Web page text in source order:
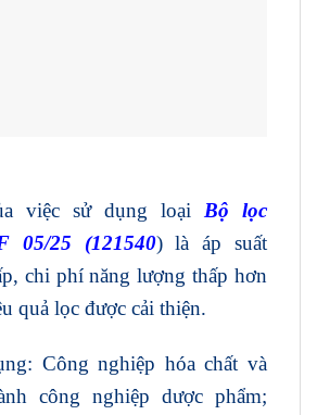
việc sử dụng loại Bộ lọc
05/25 (121540) là áp suất
chi phí năng lượng thấp hơn
quả lọc được cải thiện.
Công nghiệp hóa chất và
công nghiệp dược phẩm;